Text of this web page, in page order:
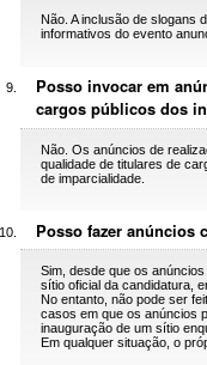
Não. A inclusão de slogans
informativos do evento
Posso invocar em
cargos públicos dos
Não. Os anúncios de
qualidade de titulares de
de imparcialidade.
Posso fazer anúncios
Sim, desde que os
sítio oficial da candidatura,
No entanto, não pode ser
casos em que os anúncios
inauguração de um sítio
Em qualquer situação, o